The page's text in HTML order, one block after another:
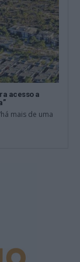
acesso a
mais de uma